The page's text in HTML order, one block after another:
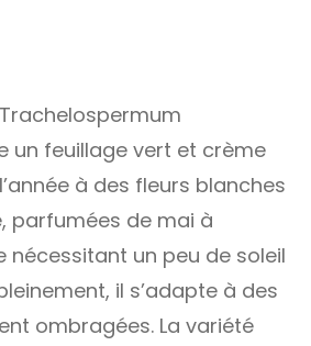
un feuillage vert et crème
à des fleurs blanches
parfumées de mai à
nécessitant un peu de soleil
il s’adapte à des
ombragées. La variété